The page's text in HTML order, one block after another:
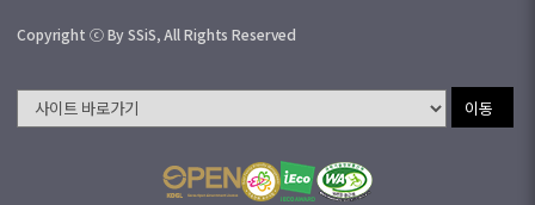
Copyright ⓒ By SSiS, All Rights Reserved
이동